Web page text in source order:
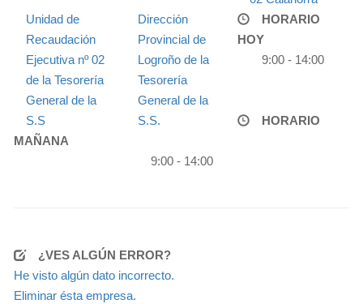
Unidad de
Recaudación
Ejecutiva nº 02
de la Tesorería
General de la
S.S
Dirección
Provincial de
Logroño de la
Tesorería
General de la
S.S.
HORARIO
HOY
9:00 - 14:00
HORARIO
MAÑANA
9:00 - 14:00
¿VES ALGÚN ERROR?
He visto algún dato incorrecto.
Eliminar ésta empresa.